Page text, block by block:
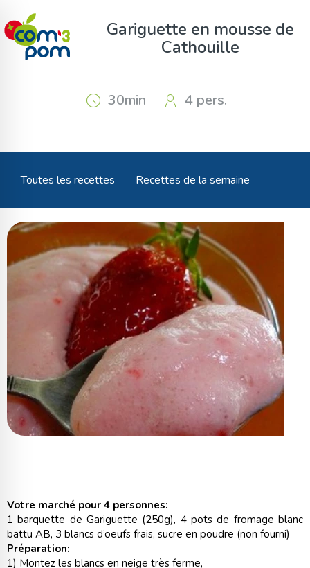
Gariguette en mousse de
Cathouille
30min 4 pers.
Toutes les recettes Recettes de la semaine
Votre marché pour 4 personnes:
1 barquette de Gariguette (250g), 4 pots de fromage blanc
battu AB, 3 blancs d’oeufs frais, sucre en poudre (non fourni)
Préparation:
1) Montez les blancs en neige très ferme,